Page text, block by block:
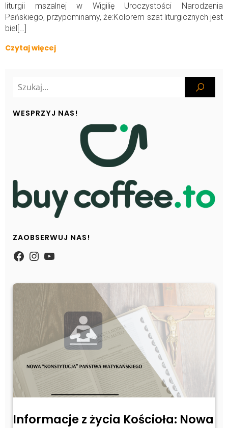
liturgii mszalnej w Wigilię Uroczystości Narodzenia
Pańskiego, przypominamy, że:Kolorem szat liturgicznych jest
biel[…]
Czytaj więcej
WESPRZYJ NAS!
ZAOBSERWUJ NAS!
https://www.facebook.com/
Instagram
YouTube
Informacje z życia Kościoła: Nowa